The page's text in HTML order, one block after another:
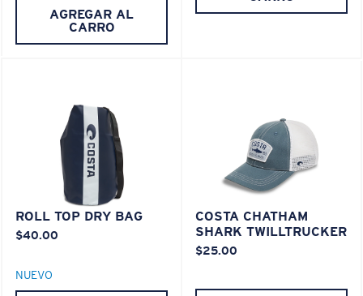
¿Se ajusta en las dos últimas posiciones?
Es posible que necesite una montura XL.
ENLACE MOLECULAR C-WALL
ESPEJO (OPCIONAL)
LENTE DE POLICARBONATO
POLARIZED FILM
LENTE DE POLICARBONATO
ENLACE MOLECULAR C-WALL
AGREGAR AL
CARRO
ROLL TOP DRY BAG
$40.00
NUEVO
COSTA CHATHAM
SHARK TWILLTRUCKER
$25.00